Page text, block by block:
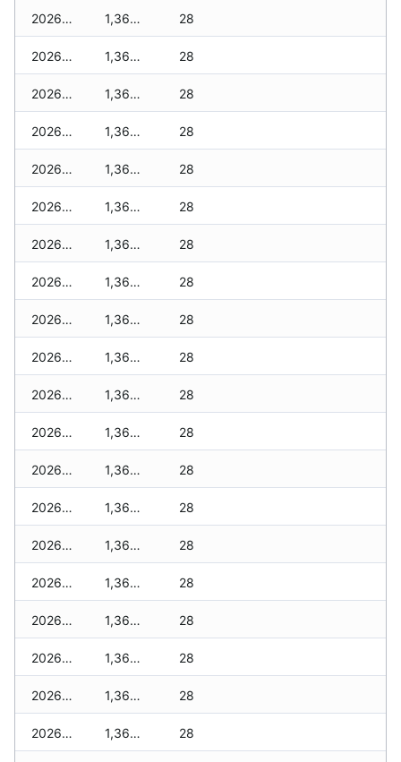
2026-06-17 1,360 zł 28
2026-06-16 1,360 zł 28
2026-06-15 1,360 zł 28
2026-06-14 1,360 zł 28
2026-06-13 1,360 zł 28
2026-06-12 1,360 zł 28
2026-06-11 1,360 zł 28
2026-06-10 1,360 zł 28
2026-06-09 1,360 zł 28
2026-06-07 1,360 zł 28
2026-06-06 1,360 zł 28
2026-06-05 1,360 zł 28
2026-06-04 1,360 zł 28
2026-06-03 1,360 zł 28
2026-06-02 1,360 zł 28
2026-06-01 1,360 zł 28
2026-05-31 1,360 zł 28
2026-05-30 1,360 zł 28
2026-05-29 1,360 zł 28
2026-05-28 1,360 zł 28